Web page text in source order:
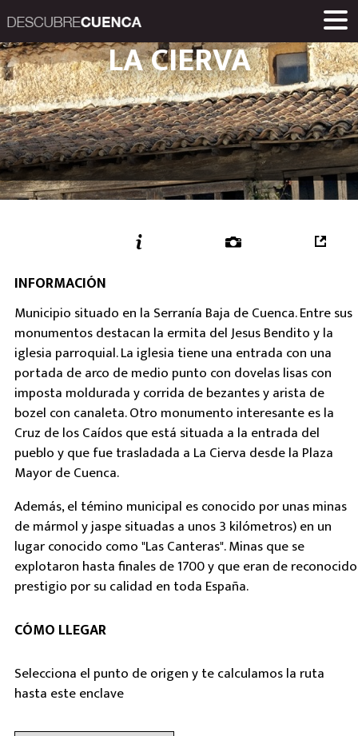
Descubre
INICIO
RUTAS
ENCLAVES Y POBLACIONES
EVENTOS
ENLACES
MUSEOS
GASTRONOMÍA
PRODUCTOS
Una iniciativa de
Diputación
LA CIERVA
INFORMACIÓN
Municipio situado en la Serranía Baja de Cuenca. Entre sus
monumentos destacan la ermita del Jesus Bendito y la
iglesia parroquial. La iglesia tiene una entrada con una
portada de arco de medio punto con dovelas lisas con
imposta moldurada y corrida de bezantes y arista de
bozel con canaleta. Otro monumento interesante es la
Cruz de los Caídos que está situada a la entrada del
pueblo y que fue trasladada a La Cierva desde la Plaza
Mayor de Cuenca.
Además, el témino municipal es conocido por unas minas
de mármol y jaspe situadas a unos 3 kilómetros) en un
lugar conocido como "Las Canteras". Minas que se
explotaron hasta finales de 1700 y que eran de reconocido
prestigio por su calidad en toda España.
CÓMO LLEGAR
Selecciona el punto de origen y te calculamos la ruta
hasta este enclave